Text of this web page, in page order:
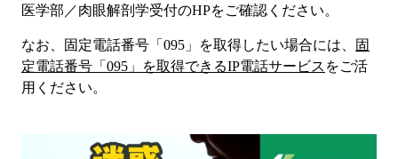
医学部／肉眼解剖学受付のHPをご確認ください。
なお、固定電話番号「 095 」を取得したい場合には、
固
定電話番号「 095 」を取得できるIP電話サービス をご活
用ください。